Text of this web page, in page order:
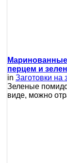
перцем и
in Заготовки на
Зеленые
виде, можно